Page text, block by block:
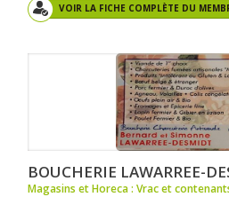
VOIR LA FICHE COMPLÈTE DU
BOUCHERIE LAWARREE-
Magasins et Horeca : Vrac et